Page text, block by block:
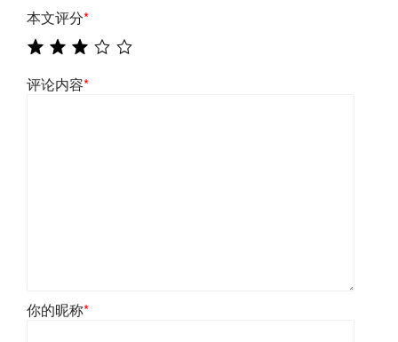
本文评分*
评论内容*
你的昵称*